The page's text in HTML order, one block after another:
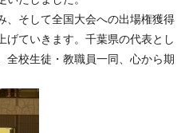
、そして全国大会への出場権獲得
げていきます。千葉県の代表とし
全校生徒・教職員一同、心から期